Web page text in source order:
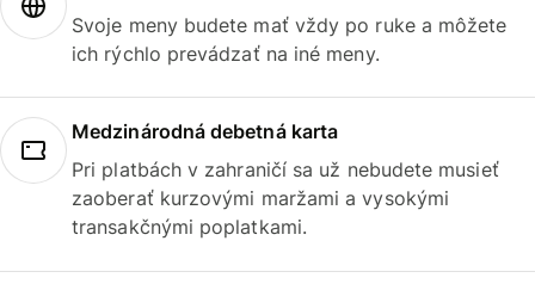
Svoje meny budete mať vždy po ruke a môžete
ich rýchlo prevádzať na iné meny.
Medzinárodná debetná karta
Pri platbách v zahraničí sa už nebudete musieť
zaoberať kurzovými maržami a vysokými
transakčnými poplatkami.